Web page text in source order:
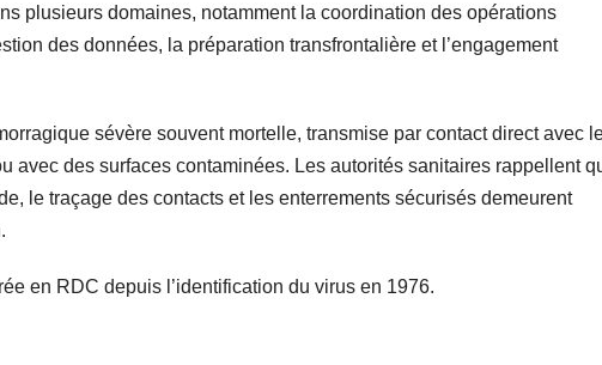
plusieurs domaines, notamment la coordination des opérations
des données, la préparation transfrontalière et l’engagement
sévère souvent mortelle, transmise par contact direct avec
avec des surfaces contaminées. Les autorités sanitaires rappellent
le traçage des contacts et les enterrements sécurisés demeurent
en RDC depuis l’identification du virus en 1976.